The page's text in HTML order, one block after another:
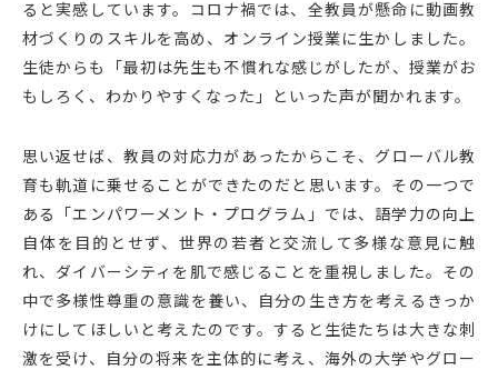
ると実感しています。コロナ禍では、全教員が懸命に動画教
材づくりのスキルを高め、オンライン授業に生かしました。
生徒からも「最初は先生も不慣れな感じがしたが、授業がお
もしろく、わかりやすくなった」といった声が聞かれます。
思い返せば、教員の対応力があったからこそ、グローバル教
育も軌道に乗せることができたのだと思います。その一つで
ある「エンパワーメント・プログラム」では、語学力の向上
自体を目的とせず、世界の若者と交流して多様な意見に触
れ、ダイバーシティを肌で感じることを重視しました。その
中で多様性尊重の意識を養い、自分の生き方を考えるきっか
けにしてほしいと考えたのです。すると生徒たちは大きな刺
激を受け、自分の将来を主体的に考え、海外の大学やグロー